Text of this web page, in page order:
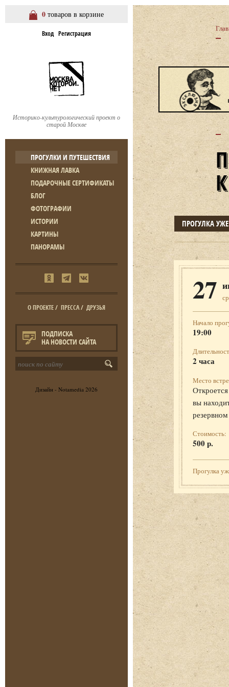
0 товаров в корзине
Вход Регистрация
Историко-культурологический проект о
старой Москве
ПРОГУЛКИ И ПУТЕШЕСТВИЯ
КНИЖНАЯ ЛАВКА
ПОДАРОЧНЫЕ СЕРТИФИКАТЫ
БЛОГ
ФОТОГРАФИИ
ИСТОРИИ
КАРТИНЫ
ПАНОРАМЫ
О ПРОЕКТЕ/ ПРЕССА/ ДРУЗЬЯ
ПОДПИСКА
НА НОВОСТИ САЙТА
Дизайн - Notamedia 2026
ПРОГУЛКА
27
Начало
19:00
2 часа
Место
вы
Стоимость:
500 р.
Прогулка